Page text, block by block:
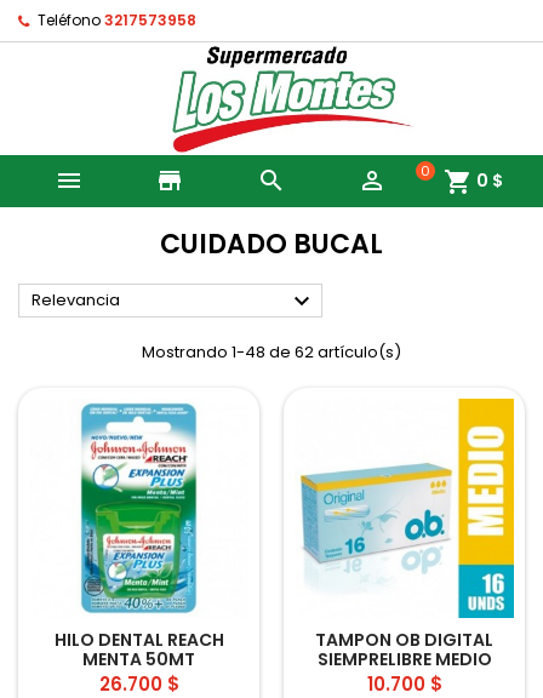
Teléfono3217573958
 store   shopping_cart
0 0 $
CUIDADO BUCAL
Relevancia 
Mostrando 1-48 de 62 artículo(s)
HILO DENTAL REACH
MENTA 50MT
Precio
26.700 $
TAMPON OB DIGITAL
SIEMPRELIBRE MEDIO
8UND
Precio
10.700 $